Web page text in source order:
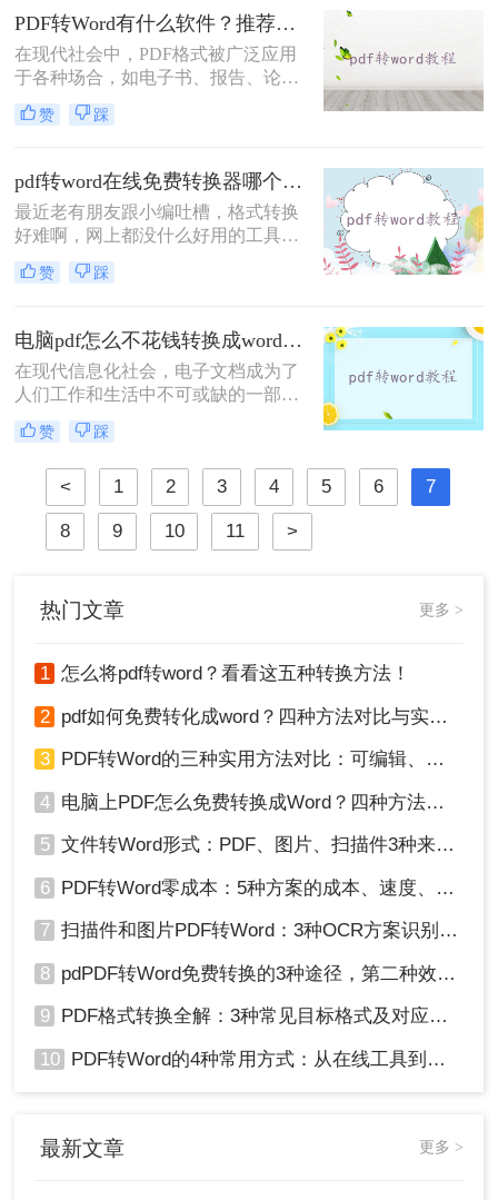
问题。那么pdf怎么转换成word在线转
化呢？本文将为您介绍一种简单易用
的在线转换方法，帮助您快速将PDF
转换成Word格式。
PDF转Word有什么软件？推荐几款速实现PDF转Word的利器
在现代社会中，PDF格式被广泛应用
于各种场合，如电子书、报告、论文
等。然而，有时我们需要对PDF文档
进行编辑或修改，而Word是一个非常
什么软件呢？下面将为您推荐几款最
佳软件，让您轻松实现PDF转Word的
需求。
赞 踩
pdf转word在线免费转换器哪个好用？试试这三款转换工具！
最近老有朋友跟小编吐槽，格式转换
好难啊，网上都没什么好用的工具，
想要将一份PDF格式的文档转换成
Word文档，但是试过很多软件了，转
排版格式都乱了，文字也有出错的。
有没有好一点的pdf转word在线免费转
换器哪个好用软件呢？好软件当然是
有的，就看你有没有这个运气遇到
了。给大家介绍一下转转大师PDF转
换器，不管是在线转换格式还是客户
端转换格式，都是杠杠的哦，下面就
赞 踩
电脑pdf怎么不花钱转换成word？试试这三个工具！
在现代信息化社会，电子文档成为了
人们工作和生活中不可或缺的一部
分。特别是PDF格式的文档，由于其
跨平台和文档保真度高等特点，广泛
应用于各个领域。然而，有时我们还
需要将PDF文档转换成Word文档，以
便于编辑和修改。那么，电脑pdf怎么
不花钱转换成word呢？接下来，我将
赞 踩
< 1 2 3 4 5 6 7
8 9 10 11 >
热门文章 更多 >
1 怎么将pdf转word？看看这五种转换方法！
2 pdf如何免费转化成word？四种方法对比与实操指南（附详细表格）
3 PDF转Word的三种实用方法对比：可编辑、保格式、避风险！
4 电脑上PDF怎么免费转换成Word？四种方法对比与实操指南（附详细表格）!
5 文件转Word形式：PDF、图片、扫描件3种来源分别怎么处理！
6 PDF转Word零成本：5种方案的成本、速度、精度对比！
7 扫描件和图片PDF转Word：3种OCR方案识别率实测！
8 pdPDF转Word免费转换的3种途径，第二种效率最高！
9 PDF格式转换全解：3种常见目标格式及对应操作方法！
10 PDF转Word的4种常用方式：从在线工具到桌面软件全梳理！
最新文章 更多 >